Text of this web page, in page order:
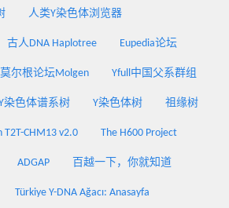
人类Y染色体浏览器
古人DNA Haplotree Eupedia论坛
莫尔根论坛Molgen Yfull中国父系群组
染色体谱系树 Y染色体树 祖缘树
T2T-CHM13 v2.0 The H600 Project
ADGAP 百越一下，你就知道
Türkiye Y-DNA Ağacı: Anasayfa